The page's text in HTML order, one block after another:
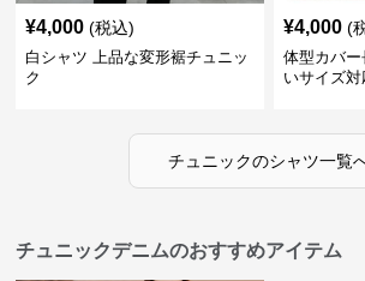
¥4,000 (税込)
白シャツ 上品な変形裾チュニッ
ク
¥4,000 (
体型カバー
いサイズ
チュニックのシャツ一覧
チュニックデニムのおすすめアイテム